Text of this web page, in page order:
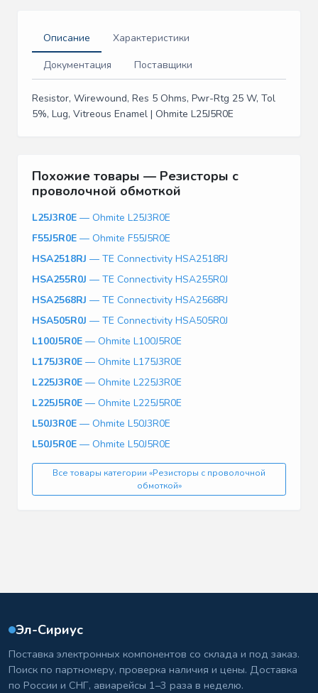
Описание
Характеристики
Документация
Поставщики
Resistor, Wirewound, Res 5 Ohms, Pwr-Rtg 25 W, Tol
5%, Lug, Vitreous Enamel | Ohmite L25J5R0E
Похожие товары — Резисторы с
проволочной обмоткой
L25J3R0E — Ohmite L25J3R0E
F55J5R0E — Ohmite F55J5R0E
HSA2518RJ — TE Connectivity HSA2518RJ
HSA255R0J — TE Connectivity HSA255R0J
HSA2568RJ — TE Connectivity HSA2568RJ
HSA505R0J — TE Connectivity HSA505R0J
L100J5R0E — Ohmite L100J5R0E
L175J3R0E — Ohmite L175J3R0E
L225J3R0E — Ohmite L225J3R0E
L225J5R0E — Ohmite L225J5R0E
L50J3R0E — Ohmite L50J3R0E
L50J5R0E — Ohmite L50J5R0E
Все товары категории «Резисторы с проволочной
обмоткой»
Эл-Сириус
Поставка электронных компонентов со склада и под заказ.
Поиск по партномеру, проверка наличия и цены. Доставка
по России и СНГ, авиарейсы 1–3 раза в неделю.